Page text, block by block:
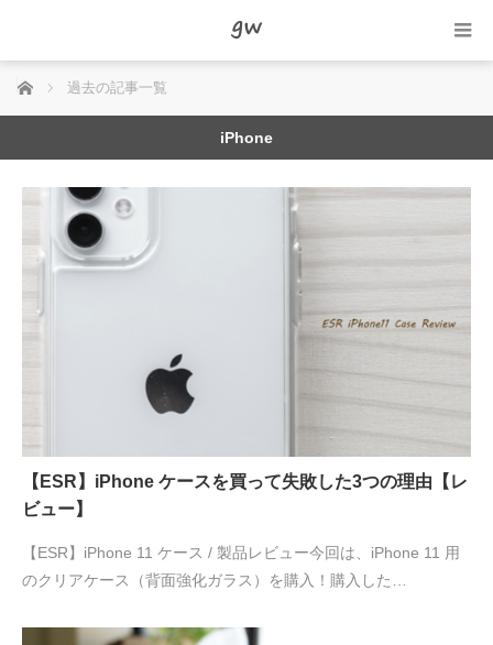
ホーム 過去の記事一覧
iPhone
【ESR】iPhone ケースを買って失敗した3つの理由【レ
ビュー】
【ESR】iPhone 11 ケース / 製品レビュー今回は、iPhone 11 用
のクリアケース（背面強化ガラス）を購入！購入した…